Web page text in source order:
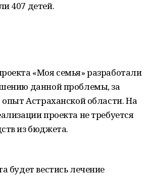
407 детей.
«Моя семья» разработали
данной проблемы, за
опыт Астраханской области. На
проекта не требуется
из бюджета.
будет вестись лечение